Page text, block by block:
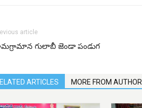
article
గులాబీ జెండా పండుగ
ARTICLES MORE FROM AUTHOR